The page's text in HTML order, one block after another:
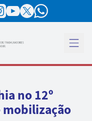
Abrir
no 12º